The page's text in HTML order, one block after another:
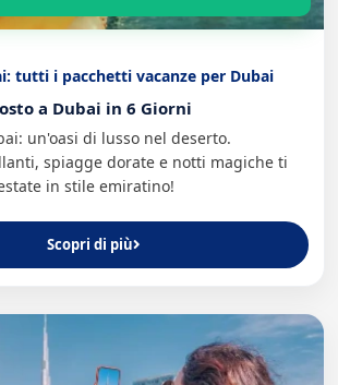
tutti i pacchetti vacanze per Dubai
a Dubai in 6 Giorni
un'oasi di lusso nel deserto.
spiagge dorate e notti magiche ti
in stile emiratino!
Scopri di più